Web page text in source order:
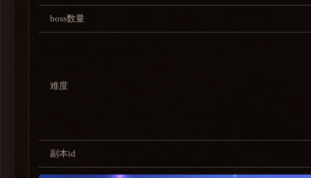
boss数量
难度
副本id